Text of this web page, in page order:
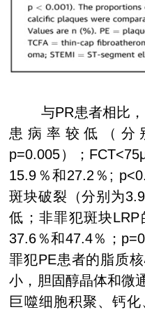
与PR患者相比，
患病率较低（分
p=0.005）；
15.9 ％和27.2 ％ ;
斑块破裂（分别为3.9
低；非罪犯斑块LRP
37.6 ％和47.4％；
罪犯PE患者的脂质
小，胆固醇晶体和微
巨噬细胞积聚、钙